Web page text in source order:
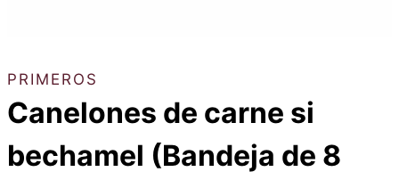
PRIMEROS
Canelones de carne si
bechamel (Bandeja de 8